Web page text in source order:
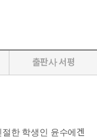
출판사 서평
한 학생인 윤수에겐